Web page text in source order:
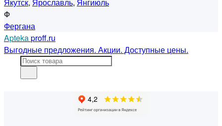
Ф
Фергана
Aptekaproff.ru
Выгодные предложения. Акции. Доступные цены.